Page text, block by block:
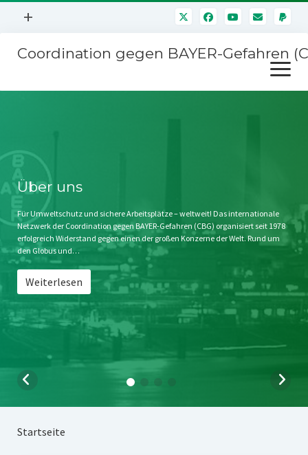
Menü
+
Mitmachen
Kontakt
Impressum
Störfälle
Coordination gegen BAYER-Gefahren
Menü
öffnen
Stichwort BAYER
Jahrestagung
SPENDEN
Über uns
Für Umweltschutz und sichere Arbeitsplätze – weltweit! Das internationale
Netzwerk der Coordination gegen BAYER-Gefahren (CBG) organisiert seit 1978
erfolgreich Widerstand gegen einen der großen Konzerne der Welt. Rund um
den Globus und…
Weiterlesen
Startseite